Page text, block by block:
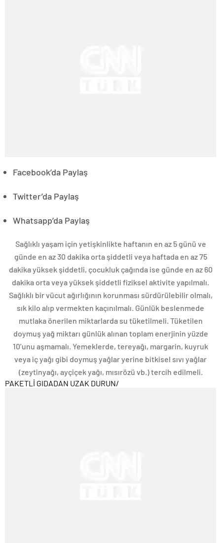
Facebook’da Paylaş
Twitter’da Paylaş
Whatsapp’da Paylaş
Sağlıklı yaşam için yetişkinlikte haftanın en az 5 günü ve
günde en az 30 dakika orta şiddetli veya haftada en az 75
dakika yüksek şiddetli, çocukluk çağında ise günde en az 60
dakika orta veya yüksek şiddetli fiziksel aktivite yapılmalı.
Sağlıklı bir vücut ağırlığının korunması sürdürülebilir olmalı,
sık kilo alıp vermekten kaçınılmalı. Günlük beslenmede
mutlaka önerilen miktarlarda su tüketilmeli. Tüketilen
doymuş yağ miktarı günlük alınan toplam enerjinin yüzde
10’unu aşmamalı. Yemeklerde, tereyağı, margarin, kuyruk
veya iç yağı gibi doymuş yağlar yerine bitkisel sıvı yağlar
(zeytinyağı, ayçiçek yağı, mısırözü vb.) tercih edilmeli.
PAKETLİ GIDADAN UZAK DURUN/